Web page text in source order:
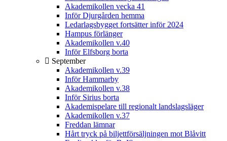
Akademikollen vecka 41
Inför Djurgården hemma
Ledarlagsbygget fortsätter inför 2024
Hampus förlänger
Akademikollen v.40
Inför Elfsborg borta
September
Akademikollen v.39
Inför Hammarby
Akademikollen v.38
Inför Sirius borta
Akademispelare till regionalt landslagsläger
Akademikollen v.37
Freddan lämnar
Hårt tryck på biljettförsäljningen mot Blåvitt